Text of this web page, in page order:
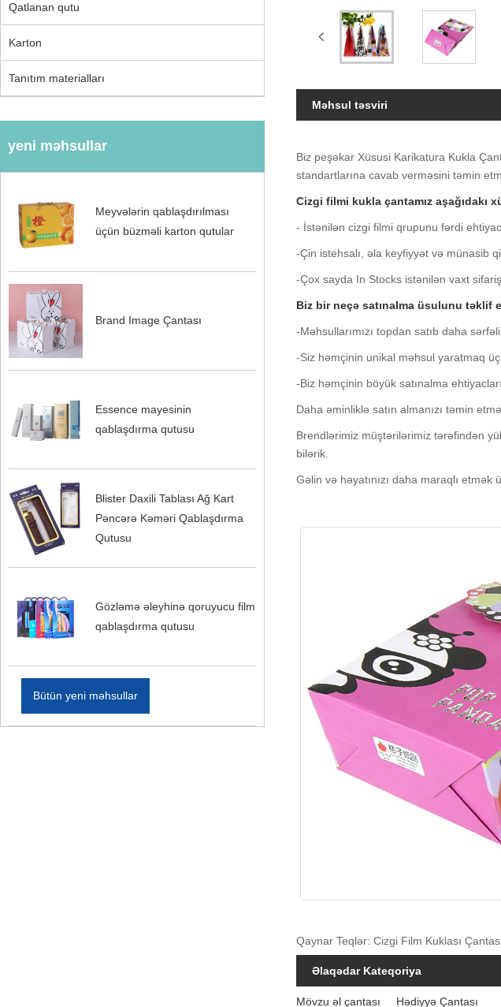
Qatlanan qutu
Karton
Tanıtım materialları
yeni məhsullar
Meyvələrin qablaşdırılması
üçün büzməli karton qutular
Brand Image Çantası
Essence mayesinin
qablaşdırma qutusu
Blister Daxili Tablası Ağ Kart
Pəncərə Kəməri Qablaşdırma
Qutusu
Gözləmə əleyhinə qoruyucu film
qablaşdırma qutusu
Bütün yeni məhsullar
Məhsul təsviri
Biz peşəkar Xüsusi Karikatura Kukla
standartlarına cavab verməsini təmin
Cizgi filmi kukla çantamız aşağıdakı
- İstənilən cizgi filmi qrupunu fərdi
-Çin istehsalı, əla keyfiyyət və münasib
-Çox sayda In Stocks istənilən vaxt sifariş
Biz bir neçə satınalma üsulunu təklif
-Məhsullarımızı topdan satıb daha
-Siz həmçinin unikal məhsul yaratmaq
-Biz həmçinin böyük satınalma
Daha əminliklə satın almanızı təmin
Brendlərimiz müştərilərimiz tərəfindən
bilərik.
Gəlin və həyatınızı daha maraqlı etmək
Qaynar Teqlər: Cizgi Film Kuklası
Əlaqədar Kateqoriya
Mövzu əl çantası Hədiyyə Çantası